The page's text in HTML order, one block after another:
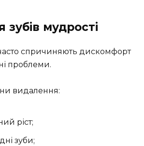
зубів мудрості
спричиняють дискомфорт
проблеми.
видалення:
ріст;
зуби;